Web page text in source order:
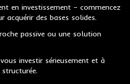
en investissement – commencez
acquérir des bases solides.
passive ou une solution
investir sérieusement et à